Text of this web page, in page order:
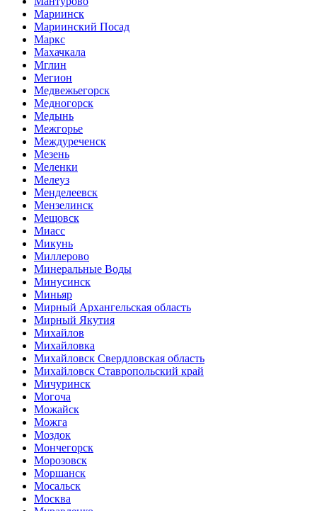
Мариинск
Мариинский Посад
Маркс
Махачкала
Мглин
Мегион
Медвежьегорск
Медногорск
Медынь
Межгорье
Междуреченск
Мезень
Меленки
Мелеуз
Менделеевск
Мензелинск
Мещовск
Миасс
Микунь
Миллерово
Минеральные Воды
Минусинск
Миньяр
Мирный Архангельская область
Мирный Якутия
Михайлов
Михайловка
Михайловск Свердловская область
Михайловск Ставропольский край
Мичуринск
Могоча
Можайск
Можга
Моздок
Мончегорск
Морозовск
Моршанск
Мосальск
Москва